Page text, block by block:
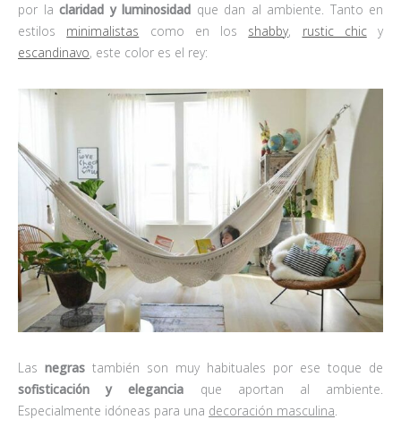
por la claridad y luminosidad que dan al ambiente. Tanto en
estilos minimalistas como en los shabby, rustic chicy
escandinavo, este color es el rey:
Las negras también son muy habituales por ese toque de
sofisticación y elegancia que aportan al ambiente.
Especialmente idóneas para una decoración masculina.